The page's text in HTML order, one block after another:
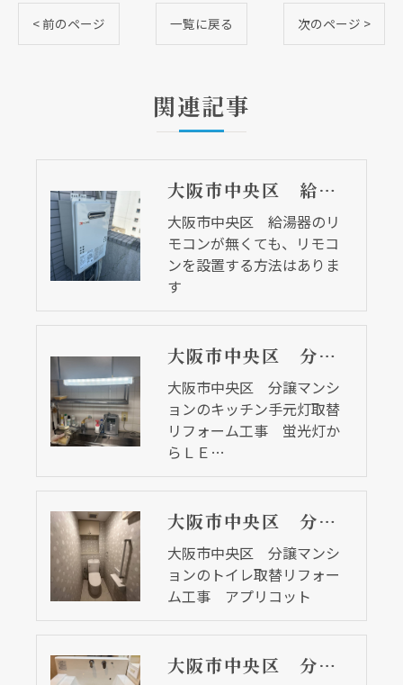
< 前のページ 一覧に戻る 次のページ >
関連記事
大阪市中央区 給湯器のリモコンが無くても、リモコンを設置する方法はあります
大阪市中央区 給湯器のリ
モコンが無くても、リモコ
ンを設置する方法はありま
す
大阪市中央区 分譲マンションのキッチン手元灯取替リフォーム工事 蛍光灯からＬＥＤへ
大阪市中央区 分譲マンシ
ョンのキッチン手元灯取替
リフォーム工事 蛍光灯か
らＬＥ…
大阪市中央区 分譲マンションのトイレ取替リフォーム工事 アプリコット
大阪市中央区 分譲マンシ
ョンのトイレ取替リフォー
ム工事 アプリコット
大阪市中央区 分譲マンションの洗面化粧台取替リフォーム工事 クリナップ